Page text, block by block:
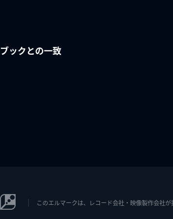
ブックとの一致
このエルマークは、レコード会社・映像製作会社